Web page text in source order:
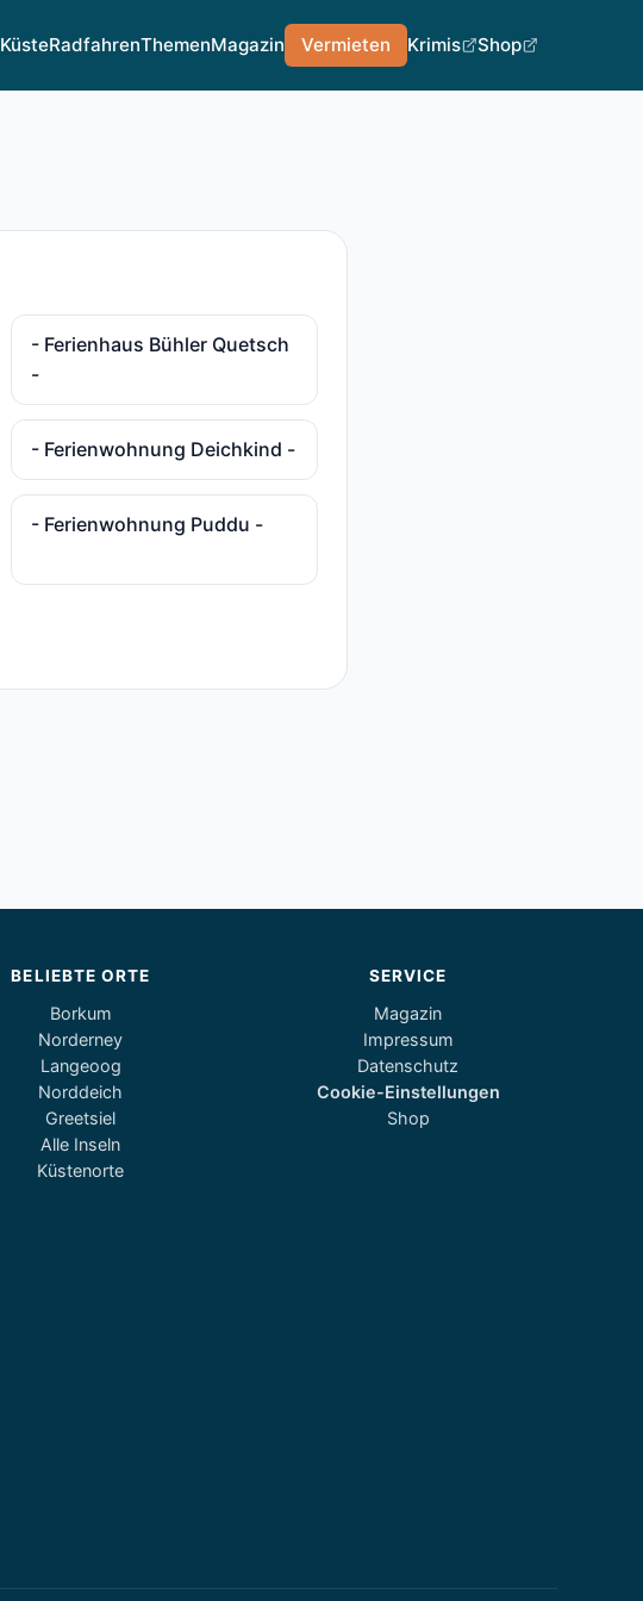
KüsteRadfahrenThemenMagazin Vermieten Krimis Shop
- Ferienhaus Bühler Quetsch
-
- Ferienwohnung Deichkind -
- Ferienwohnung Puddu -
BELIEBTE ORTE
Borkum
Norderney
Langeoog
Norddeich
Greetsiel
Alle Inseln
Küstenorte
SERVICE
Magazin
Impressum
Datenschutz
Cookie-Einstellungen
Shop